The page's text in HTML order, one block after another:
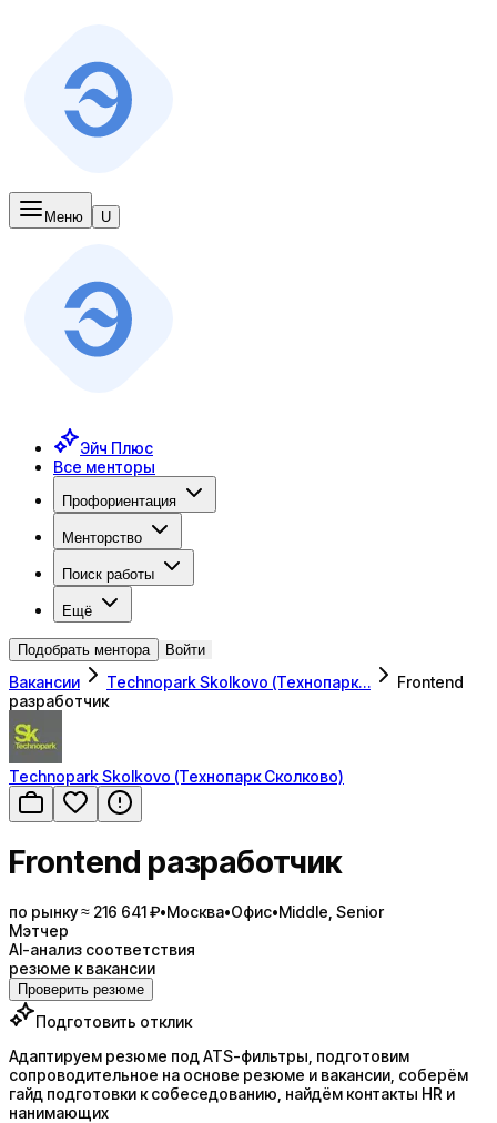
Меню U
Эйч Плюс
Все менторы
Профориентация
Менторство
Поиск работы
Ещё
Подобрать ментора Войти
Вакансии Technopark Skolkovo (Технопарк…
Frontend
разработчик
Technopark Skolkovo (Технопарк Сколково)
Frontend разработчик
по рынку ≈ 216 641 ₽•Москва•Офис•Middle, Senior
Мэтчер
AI-анализ соответствия
резюме к вакансии
Проверить резюме
Подготовить отклик
Адаптируем резюме под ATS-фильтры, подготовим
сопроводительное на основе резюме и вакансии, соберём
гайд подготовки к собеседованию, найдём контакты HR и
нанимающих